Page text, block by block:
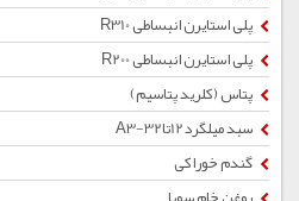
پلی استایرن انبساطی R310
پلی استایرن انبساطی R200
پتاس (کلرید پتاسیم)
سبد میلگرد12تا32-A3
گندم خوراکی